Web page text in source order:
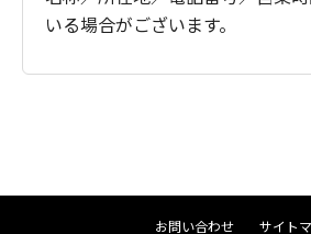
いる場合がございます。
お問い合わせ サイト